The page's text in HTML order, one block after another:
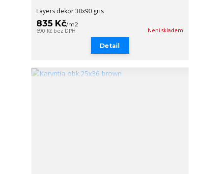
Layers dekor 30x90 gris
835 Kč/m2
690 Kč bez DPH Není skladem
Detail